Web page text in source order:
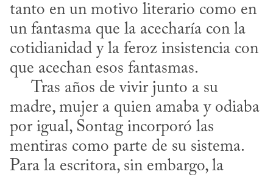
tanto en un motivo literario como en
un fantasma que la acecharía con la
cotidianidad y la feroz insistencia con
que acechan esos fantasmas.
madre, mujer a quien amaba y odiaba
por igual, Sontag incorporó las
mentiras como parte de su sistema.
Para la escritora, sin embargo, la